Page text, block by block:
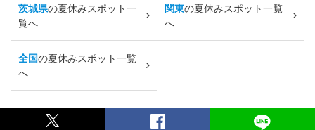
茨城県の夏休みスポット一
覧へ
関東の夏休みスポット一覧
へ
全国の夏休みスポット一覧
へ